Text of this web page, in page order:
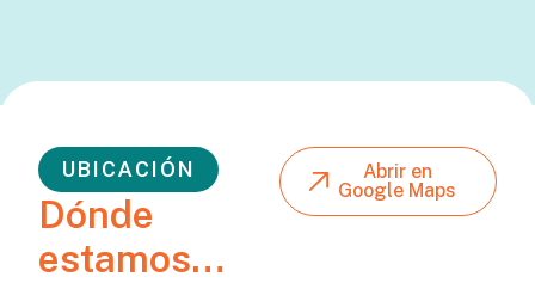
UBICACIÓN
Dónde
estamos…
Abrir en
Google Maps